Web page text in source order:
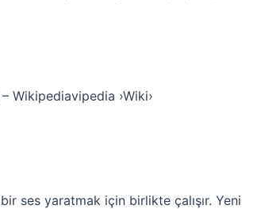
Wikipediavipedia ›Wiki›
ses yaratmak için birlikte çalışır. Yeni